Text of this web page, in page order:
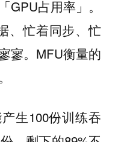
GPU占用率」。
、忙着同步、忙
寥。MFU衡量的
生100份训练吞